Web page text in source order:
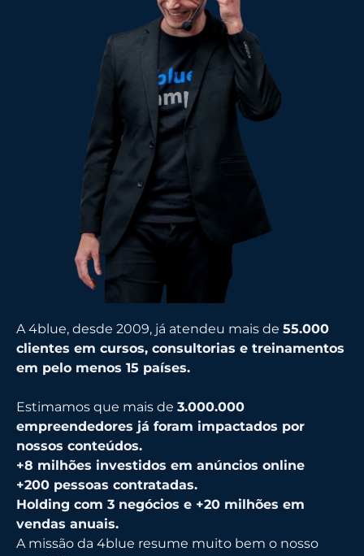
A 4blue, desde 2009, já atendeu mais de 55.000
clientes em cursos, consultorias e treinamentos
em pelo menos 15 países.
Estimamos que mais de 3.000.000
empreendedores já foram impactados por
nossos conteúdos.
+8 milhões investidos em anúncios online
+200 pessoas contratadas.
Holding com 3 negócios e +20 milhões em
vendas anuais.
A missão da 4blue resume muito bem o nosso